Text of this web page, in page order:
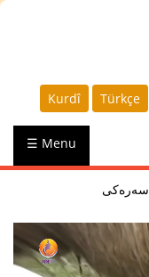
Kurdî Türkçe
☰ Menu
سەرەکی